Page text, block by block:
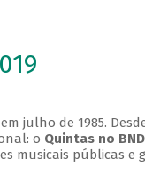
julho de 1985.
o Quintas no
musicais públicas e